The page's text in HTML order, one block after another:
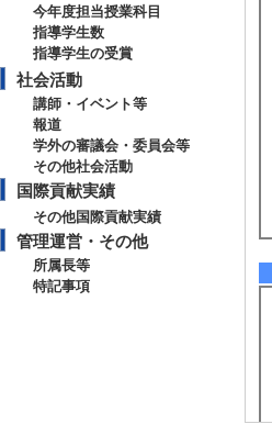
今年度担当授業科目
指導学生数
指導学生の受賞
社会活動
講師・イベント等
報道
学外の審議会・委員会等
その他社会活動
国際貢献実績
その他国際貢献実績
管理運営・その他
所属長等
特記事項